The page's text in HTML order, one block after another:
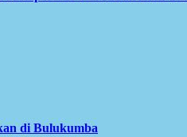
di Bulukumba